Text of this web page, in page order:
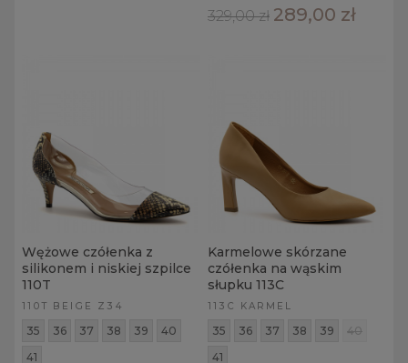
329,00 zł 289,00 zł
Wężowe czółenka z
silikonem i niskiej szpilce
110T
110T BEIGE Z34
35 36 37 38 39
40
41
Karmelowe skórzane
czółenka na wąskim
słupku 113C
113C KARMEL
35 36 37 38 39
40
41